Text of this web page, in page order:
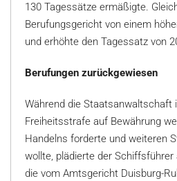
130 Tagessätze ermäßigte.
Berufungsgericht von einem
und erhöhte den Tagessatz von
Berufungen zurückgewiesen
Während die Staatsanwaltschaft
Freiheitsstrafe auf Bewährung
Handelns forderte und weiteren
wollte, plädierte der Schiffsführer
die vom Amtsgericht Duisburg-